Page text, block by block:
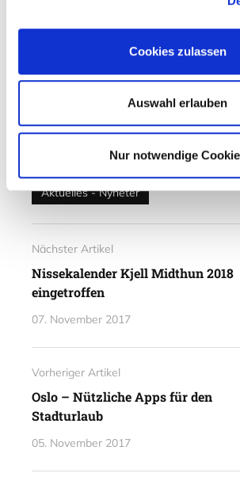
Cookies zulassen
Auswahl erlauben
Nur notwendige
Aktuelles - Nyheter
Nächster Artikel
Nissekalender Kjell Midthun 2018
eingetroffen
07. November 2017
Vorheriger Artikel
Oslo – Nützliche Apps für den
Stadturlaub
05. November 2017